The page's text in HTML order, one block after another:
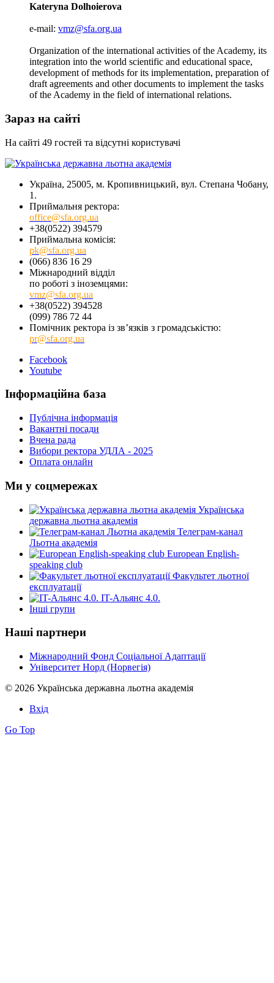
Kateryna Dolhoierova
e-mail: vmz@sfa.org.ua
Organization of the international activities of the Academy, its
integration into the world scientific and educational space,
development of methods for its implementation, preparation of
draft agreements and other documents to implement the tasks
of the Academy in the field of international relations.
Зараз на сайті
На сайті 49 гостей та відсутні користувачі
Україна, 25005, м. Кропивницький, вул. Степана Чобану,
1.
Приймальня ректора:
office@sfa.org.ua
+38(0522) 394579
Приймальна комісія:
pk@sfa.org.ua
(066) 836 16 29
Міжнародний відділ
по роботі з іноземцями:
vmz@sfa.org.ua
+38(0522) 394528
(099) 786 72 44
Помічник ректора із зв’язків з громадськістю:
pr@sfa.org.ua
Facebook
Youtube
Інформаційна база
Публічна інформація
Вакантні посади
Вчена рада
Вибори ректора УДЛА - 2025
Оплата онлайн
Ми у соцмережах
Українська
державна льотна академія
Телеграм-канал
Льотна академія
European English-
speaking club
Факультет льотної
експлуатації
IT-Альянс 4.0.
Інші групи
Наші партнери
Міжнародний Фонд Соціальної Адаптації
Університет Норд (Норвегія)
© 2026 Українська державна льотна академія
Вхід
Go Top